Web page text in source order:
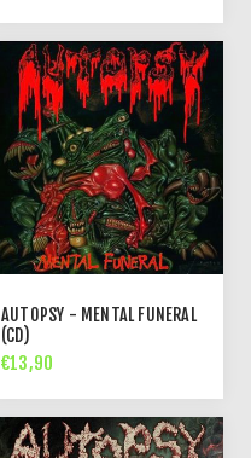
AUTOPSY - MENTAL FUNERAL
(CD)
€13,90